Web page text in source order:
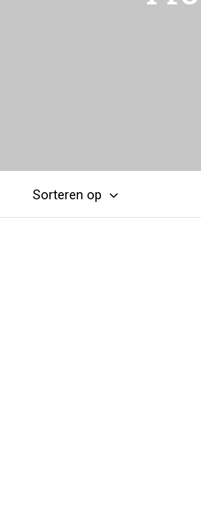
Sorteren op